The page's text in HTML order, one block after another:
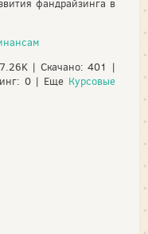
фандрайзинга в
| Скачано: 401 |
0 | Еще Курсовые